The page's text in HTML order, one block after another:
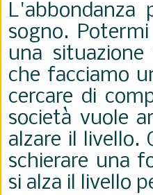
sogno.
una
che facciamo
cercare di
società vuole
alzare il livello.
schierare una
si alza il livello